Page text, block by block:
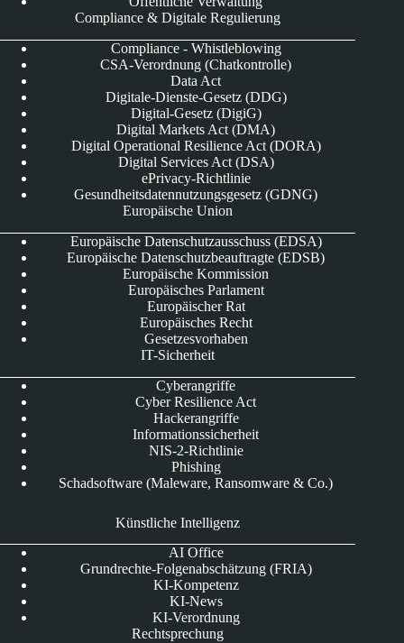
Compliance & Digitale Regulierung
Compliance - Whistleblowing
CSA-Verordnung (Chatkontrolle)
Data Act
Digitale-Dienste-Gesetz (DDG)
Digital-Gesetz (DigiG)
Digital Markets Act (DMA)
Digital Operational Resilience Act (DORA)
Digital Services Act (DSA)
ePrivacy-Richtlinie
Gesundheitsdatennutzungsgesetz (GDNG)
Europäische Union
Europäische Datenschutzausschuss (EDSA)
Europäische Datenschutzbeauftragte (EDSB)
Europäische Kommission
Europäisches Parlament
Europäischer Rat
Europäisches Recht
Gesetzesvorhaben
IT-Sicherheit
Cyberangriffe
Cyber Resilience Act
Hackerangriffe
Informationssicherheit
NIS-2-Richtlinie
Phishing
Schadsoftware (Maleware, Ransomware & Co.)
Künstliche Intelligenz
AI Office
Grundrechte-Folgenabschätzung (FRIA)
KI-Kompetenz
KI-News
KI-Verordnung
Rechtsprechung